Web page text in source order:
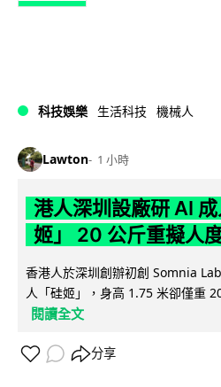
科技娛樂 生活科技 機械人
Lawton 1 小時
港人深圳設廠研 AI
姬」 20 公斤重擬人
香港人於深圳創辦初創 Somnia
人「硅姬」，身高 1.75 米卻僅重
閱讀全文
分享